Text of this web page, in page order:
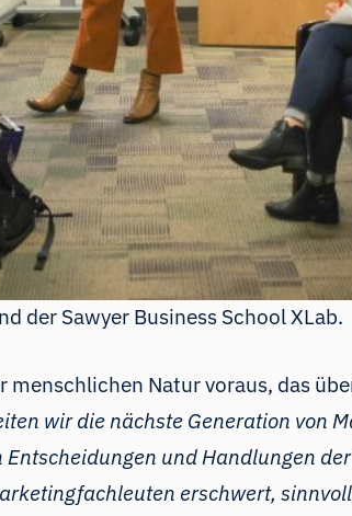
der Sawyer Business School XLab.
Natur voraus, das
wir die nächste Generation von
und Handlungen
erschwert,